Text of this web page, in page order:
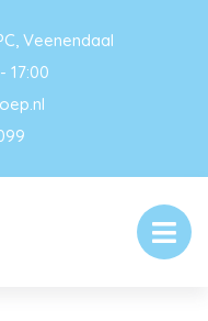
Veenendaal
17:00